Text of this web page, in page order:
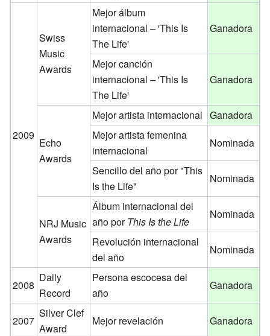
2009
Swiss
Music
Awards
Mejor álbum
internacional – 'This Is
The Life'
Ganadora
Mejor canción
internacional – 'This Is
The Life'
Ganadora
Echo
Awards
Mejor artista internacional Ganadora
Mejor artista femenina
internacional
Nominada
Sencillo del año por "This
Is the Life"
Nominada
NRJ Music
Awards
Álbum internacional del
año porThis Is the Life
Nominada
Revolución internacional
del año
Nominada
2008
Daily
Record
Persona escocesa del
año
Ganadora
2007
Silver Clef
Award
Mejor revelación Ganadora